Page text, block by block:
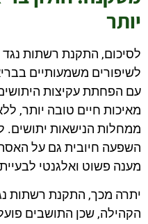
יותר
לסיכום, התקנת רשתות נגד
לשיפורים משמעותיים
עם הפחתת עקיצות
מאיכות חיים טובה יותר,
ממחלות הנישאות יתושים.
השפעה חיובית גם על
מענה פשוט ואלגנטי
יתרה מכך, התקנת רשתות
הקהילה, שכן התושבים